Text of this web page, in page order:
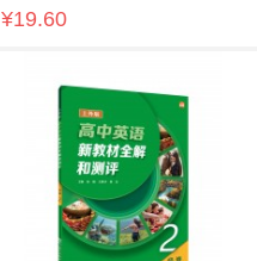
¥19.60